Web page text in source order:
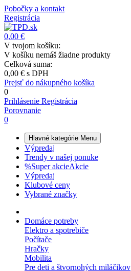
Pobočky a kontakt
Registrácia
0,00 €
V tvojom košíku:
V košíku nemáš žiadne produkty
Celková suma:
0,00 € s DPH
Prejsť do nákupného košíka
0
Prihlásenie Registrácia
Porovnanie
0
Hlavné kategórie Menu
Výpredaj
Trendy v našej ponuke
%Super akcieAkcie
Výpredaj
Klubové ceny
Vybrané značky
Domáce potreby
Elektro a spotrebiče
Počítače
Hračky
Mobilita
Pre deti a štvornohých miláčikov